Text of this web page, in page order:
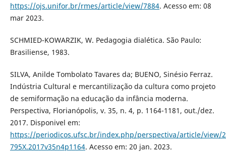
https://ojs.unifor.br/rmes/article/view/7884. Acesso em: 08
mar 2023.
SCHMIED-KOWARZIK, W. Pedagogia dialética. São Paulo:
Brasiliense, 1983.
SILVA, Anilde Tombolato Tavares da; BUENO, Sinésio Ferraz.
Indústria Cultural e mercantilização da cultura como projeto
de semiformação na educação da infância moderna.
Perspectiva, Florianópolis, v. 35, n. 4, p. 1164-1181, out./dez.
2017. Disponivel em:
https://periodicos.ufsc.br/index.php/perspectiva/article/view/
795X.2017v35n4p1164. Acesso em: 20 jan. 2023.